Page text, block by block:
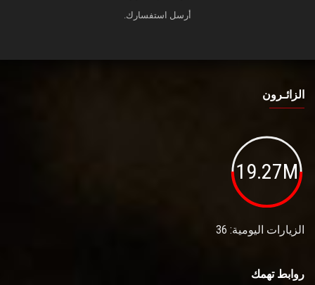
أرسل استفسارك.
الزائـرون
19.27M
الزيارات اليومية: 36
روابط تهمك